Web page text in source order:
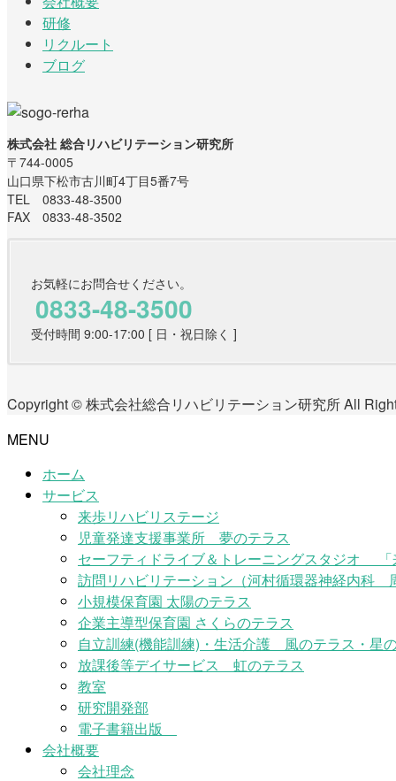
研修
リクルート
ブログ
株式会社 総合リハビリテーション研究所
〒744-0005
山口県下松市古川町4丁目5番7号
TEL 0833-48-3500
FAX 0833-48-3502
お気軽にお問合せください。
0833-48-3500
受付時間 9:00-17:00 [ 日・祝日除く ]
Copyright © 株式会社総合リハビリテーション研究所 All
MENU
ホーム
サービス
来歩リハビリステージ
児童発達支援事業所 夢のテラス
セーフティドライブ＆トレーニングスタジオ 「
訪問リハビリテーション（河村循環器神経内科
小規模保育園 太陽のテラス
企業主導型保育園 さくらのテラス
自立訓練(機能訓練)・生活介護 風のテラス・星
放課後等デイサービス 虹のテラス
教室
研究開発部
電子書籍出版
会社概要
会社理念